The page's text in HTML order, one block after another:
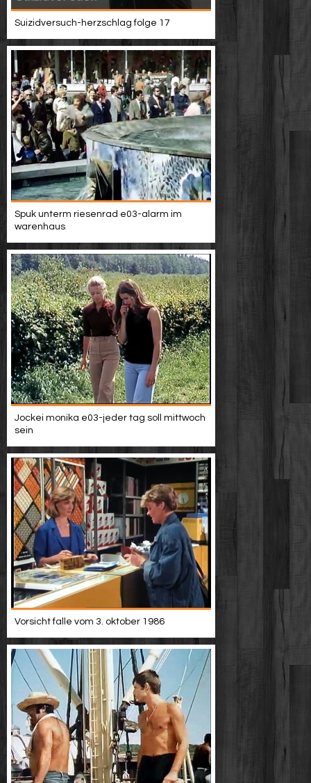
Suizidversuch-herzschlag folge 17
Spuk unterm riesenrad e03-alarm im
warenhaus
Jockei monika e03-jeder tag soll mittwoch
sein
Vorsicht falle vom 3. oktober 1986